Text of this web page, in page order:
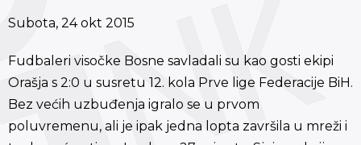
Subota, 24 okt 2015
Fudbaleri visočke Bosne savladali su kao gosti ekipi
Orašja s 2:0 u susretu 12. kola Prve lige Federacije BiH.
Bez većih uzbuđenja igralo se u prvom
poluvremenu, ali je ipak jedna lopta završila u mreži i